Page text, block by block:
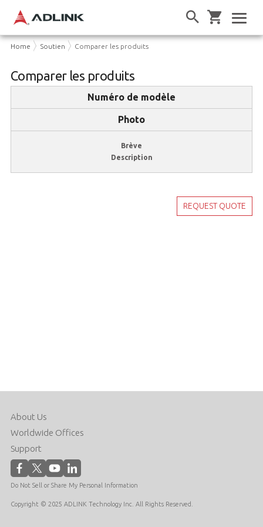
Home Soutien Comparer les produits
Comparer les produits
Numéro de modèle
Photo
Brève
Description
REQUEST QUOTE
About Us
Worldwide Offices
Support
Do Not Sell or Share My Personal Information
Copyright © 2025 ADLINK Technology Inc. All Rights Reserved.